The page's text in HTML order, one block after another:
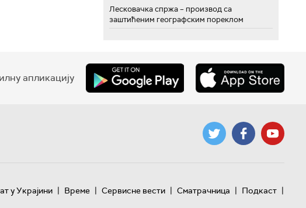
Лесковачка спржа – производ са
заштићеним географским пореклом
апликацију
у Украјини | Време | Сервисне вести | Сматрачница | Подкаст |